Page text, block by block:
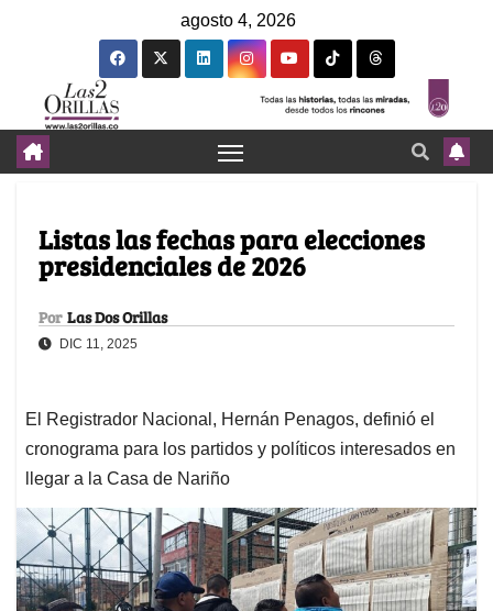
agosto 4, 2026
Listas las fechas para elecciones
presidenciales de 2026
Por Las Dos Orillas
DIC 11, 2025
El Registrador Nacional, Hernán Penagos, definió el
cronograma para los partidos y políticos interesados en
llegar a la Casa de Nariño